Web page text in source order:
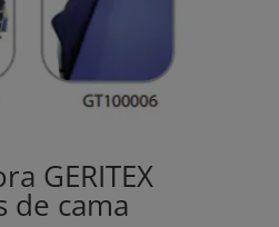
GERITEX
de cama